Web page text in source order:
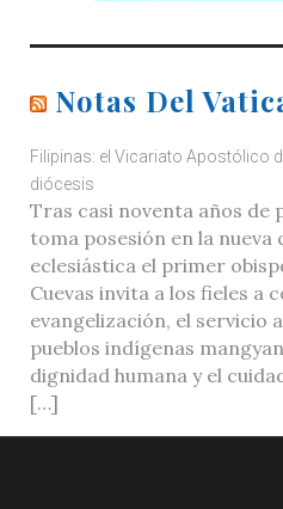
Notas Del
Filipinas: el Vicariato Apostólico
diócesis
Tras casi noventa años de
toma posesión en la
eclesiástica el primer
Cuevas invita a los fieles a
evangelización, el servicio
pueblos indígenas
dignidad humana y el
[…]